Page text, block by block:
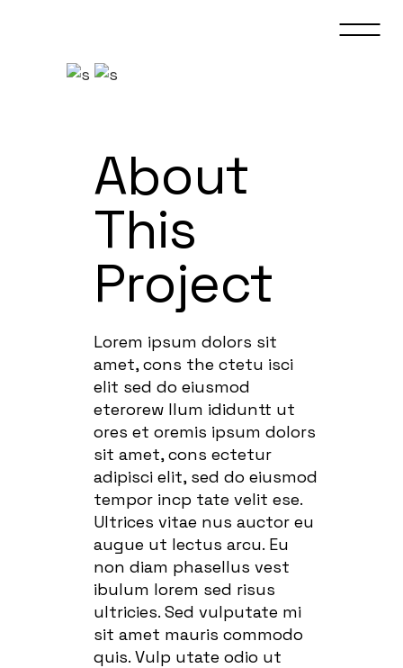
About
This
Project
Lorem ipsum dolors sit
amet, cons the ctetu isci
elit sed do eiusmod
eterorew llum ididuntt ut
ores et oremis ipsum dolors
sit amet, cons ectetur
adipisci elit, sed do eiusmod
tempor incp tate velit ese.
Ultrices vitae nus auctor eu
augue ut lectus arcu. Eu
non diam phasellus vest
ibulum lorem sed risus
ultricies. Sed vulputate mi
sit amet mauris commodo
quis. Vulp utate odio ut